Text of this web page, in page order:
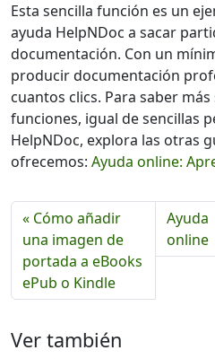
Esta sencilla función es un
ayuda HelpNDoc a sacar
documentación. Con un
producir documentación
cuantos clics. Para saber
funciones, igual de sencillas
HelpNDoc, explora las otras
ofrecemos: Ayuda online:
« Cómo añadir
una imagen de
portada a eBooks
ePub o Kindle
Ayuda
online
Ver también